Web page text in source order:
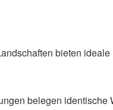
bieten
belegen identische